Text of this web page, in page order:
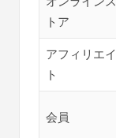
トア
アフィリエイ
ト
会員